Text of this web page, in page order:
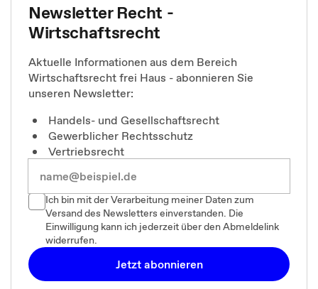
Newsletter Recht -
Wirtschaftsrecht
Aktuelle Informationen aus dem Bereich
Wirtschaftsrecht frei Haus - abonnieren Sie
unseren Newsletter:
Handels- und Gesellschaftsrecht
Gewerblicher Rechtsschutz
Vertriebsrecht
Ich bin mit der Verarbeitung meiner Daten zum
Versand des Newsletters einverstanden. Die
Einwilligung kann ich jederzeit über den Abmeldelink
widerrufen.
Jetzt abonnieren